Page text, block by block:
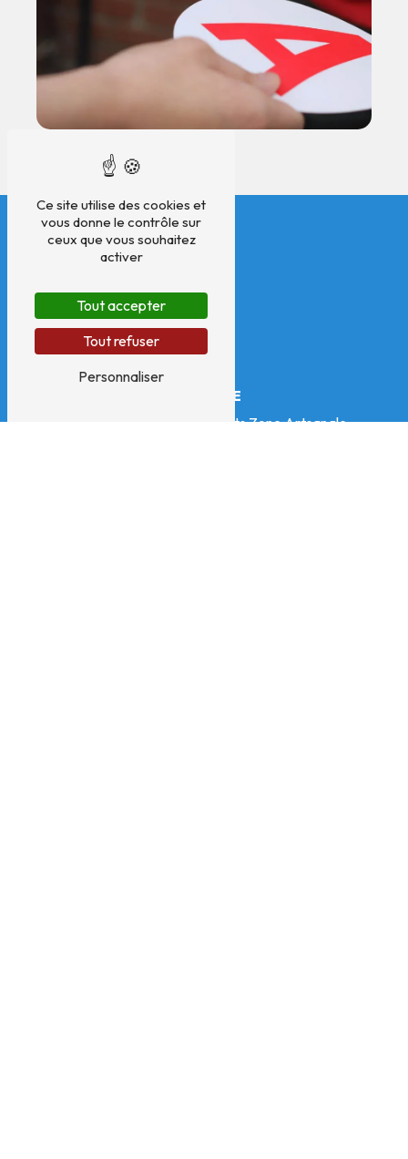
ADRESSE
325 impasse des Treize Vents Zone Artsanale
Ce site utilise des cookies et
vous donne le contrôle sur
ceux que vous souhaitez
activer
Tout accepter
Tout refuser
Personnaliser